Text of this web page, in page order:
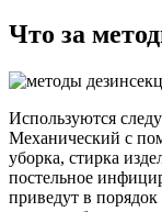
Что за
Используются
Механический с
уборка, стирка
постельное
приведут в